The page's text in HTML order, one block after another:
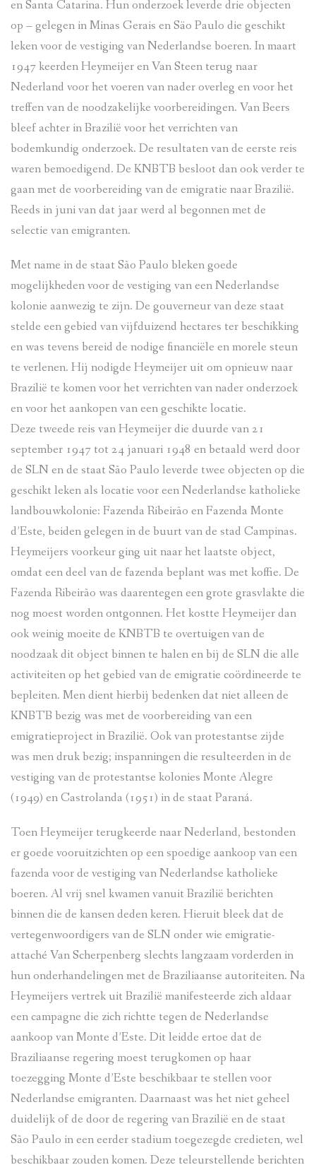
en Santa Catarina. Hun onderzoek leverde drie objecten
op – gelegen in Minas Gerais en Säo Paulo die geschikt
leken voor de vestiging van Nederlandse boeren. In maart
1947 keerden Heymeijer en Van Steen terug naar
Nederland voor het voeren van nader overleg en voor het
treffen van de noodzakelijke voorbereidingen. Van Beers
bleef achter in Brazilië voor het verrichten van
bodemkundig onderzoek. De resultaten van de eerste reis
waren bemoedigend. De KNBTB besloot dan ook verder te
gaan met de voorbereiding van de emigratie naar Brazilië.
Reeds in juni van dat jaar werd al begonnen met de
selectie van emigranten.
Met name in de staat São Paulo bleken goede
mogelijkheden voor de vestiging van een Nederlandse
kolonie aanwezig te zijn. De gouverneur van deze staat
stelde een gebied van vijfduizend hectares ter beschikking
en was tevens bereid de nodige financiële en morele steun
te verlenen. Hij nodigde Heymeijer uit om opnieuw naar
Brazilië te komen voor het verrichten van nader onderzoek
en voor het aankopen van een geschikte locatie.
Deze tweede reis van Heymeijer die duurde van 21
september 1947 tot 24 januari 1948 en betaald werd door
de SLN en de staat São Paulo leverde twee objecten op die
geschikt leken als locatie voor een Nederlandse katholieke
landbouwkolonie: Fazenda Ribeirão en Fazenda Monte
d’Este, beiden gelegen in de buurt van de stad Campinas.
Heymeijers voorkeur ging uit naar het laatste object,
omdat een deel van de fazenda beplant was met koffie. De
Fazenda Ribeirão was daarentegen een grote grasvlakte die
nog moest worden ontgonnen. Het kostte Heymeijer dan
ook weinig moeite de KNBTB te overtuigen van de
noodzaak dit object binnen te halen en bij de SLN die alle
activiteiten op het gebied van de emigratie coördineerde te
bepleiten. Men dient hierbij bedenken dat niet alleen de
KNBTB bezig was met de voorbereiding van een
emigratieproject in Brazilië. Ook van protestantse zijde
was men druk bezig; inspanningen die resulteerden in de
vestiging van de protestantse kolonies Monte Alegre
(1949) en Castrolanda (1951) in de staat Paraná.
Toen Heymeijer terugkeerde naar Nederland, bestonden
er goede vooruitzichten op een spoedige aankoop van een
fazenda voor de vestiging van Nederlandse katholieke
boeren. Al vrij snel kwamen vanuit Brazilië berichten
binnen die de kansen deden keren. Hieruit bleek dat de
vertegenwoordigers van de SLN onder wie emigratie-
attaché Van Scherpenberg slechts langzaam vorderden in
hun onderhandelingen met de Braziliaanse autoriteiten. Na
Heymeijers vertrek uit Brazilië manifesteerde zich aldaar
een campagne die zich richtte tegen de Nederlandse
aankoop van Monte d’Este. Dit leidde ertoe dat de
Braziliaanse regering moest terugkomen op haar
toezegging Monte d’Este beschikbaar te stellen voor
Nederlandse emigranten. Daarnaast was het niet geheel
duidelijk of de door de regering van Brazilië en de staat
São Paulo in een eerder stadium toegezegde credieten, wel
beschikbaar zouden komen. Deze teleurstellende berichten